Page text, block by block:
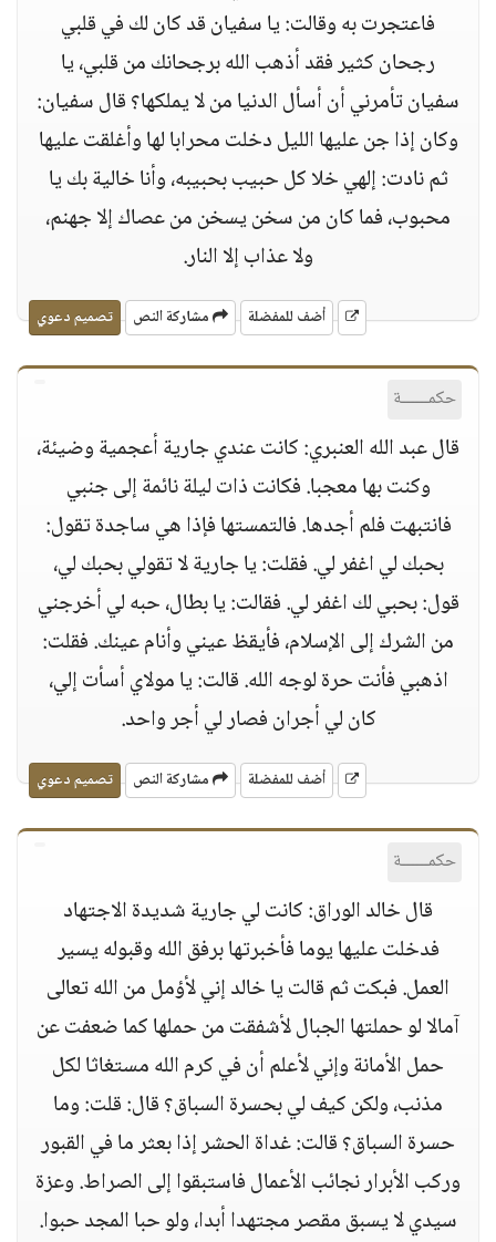
فاعتجرت به وقالت: يا سفيان قد كان لك في قلبي
رجحان كثير فقد أذهب الله برجحانك من قلبي، يا
سفيان تأمرني أن أسأل الدنيا من لا يملكها؟ قال سفيان:
وكان إذا جن عليها الليل دخلت محرابا لها وأغلقت عليها
ثم نادت: إلهي خلا كل حبيب بحبيبه، وأنا خالية بك يا
محبوب، فما كان من سخن يسخن من عصاك إلا جهنم،
ولا عذاب إلا النار.
أضف للمفضلة مشاركة النص تصميم دعوي
حكمــــــة
قال عبد الله العنبري: كانت عندي جارية أعجمية وضيئة،
وكنت بها معجبا. فكانت ذات ليلة نائمة إلى جنبي
فانتبهت فلم أجدها. فالتمستها فإذا هي ساجدة تقول:
بحبك لي اغفر لي. فقلت: يا جارية لا تقولي بحبك لي،
قول: بحبي لك اغفر لي. فقالت: يا بطال، حبه لي أخرجني
من الشرك إلى الإسلام، فأيقظ عيني وأنام عينك. فقلت:
اذهبي فأنت حرة لوجه الله. قالت: يا مولاي أسأت إلي،
كان لي أجران فصار لي أجر واحد.
أضف للمفضلة مشاركة النص تصميم دعوي
حكمــــــة
قال خالد الوراق: كانت لي جارية شديدة الاجتهاد
فدخلت عليها يوما فأخبرتها برفق الله وقبوله يسير
العمل. فبكت ثم قالت يا خالد إني لأؤمل من الله تعالى
آمالا لو حملتها الجبال لأشفقت من حملها كما ضعفت عن
حمل الأمانة وإني لأعلم أن في كرم الله مستغاثا لكل
مذنب، ولكن كيف لي بحسرة السباق؟ قال: قلت: وما
حسرة السباق؟ قالت: غداة الحشر إذا بعثر ما في القبور
وركب الأبرار نجائب الأعمال فاستبقوا إلى الصراط. وعزة
سيدي لا يسبق مقصر مجتهدا أبدا، ولو حبا المجد حبوا.